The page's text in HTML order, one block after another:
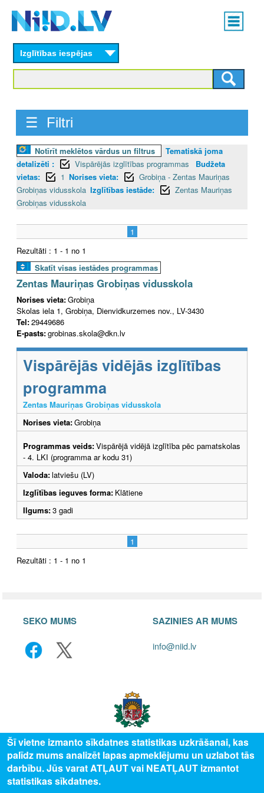
content
Main
menu
Izglītības iespējas
☰ Filtri
Notīrīt meklētos vārdus un filtrus
Tematiskā joma
detalizēti :
Vispārējās izglītības programmas
Budžeta
vietas:
1 Norises vieta:
Grobiņa - Zentas Mauriņas
Grobiņas vidusskola Izglītības iestāde:
Zentas Mauriņas
Grobiņas vidusskola
1
Rezultāti : 1 - 1 no 1
Skatīt visas iestādes programmas
Zentas Mauriņas Grobiņas vidusskola
Norises vieta:Grobiņa
Skolas iela 1, Grobiņa, Dienvidkurzemes nov., LV-3430
Tel:29449686
E-pasts:grobinas.skola@dkn.lv
Vispārējās vidējās izglītības
programma
Zentas Mauriņas Grobiņas vidusskola
Norises vieta:Grobiņa
Programmas veids:Vispārējā vidējā izglītība pēc pamatskolas
- 4. LKI (programma ar kodu 31)
Valoda:latviešu (LV)
Izglītības ieguves forma: Klātiene
Ilgums:3 gadi
1
Rezultāti : 1 - 1 no 1
SEKO MUMS SAZINIES AR MUMS
info@niid.lv
© 2025 Valsts izglītības attīstības aģentūra, publicētā satura visas tiesības
Šī vietne izmanto sīkdatnes statistikas uzkrāšanai, kas
palīdz mums analizēt lapas apmeklējumu un uzlabot tās
darbību. Jūs varat ATĻAUT vai NEATĻAUT izmantot
statistikas sīkdatnes.